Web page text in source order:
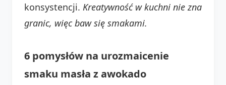
konsystencji. Kreatywność w kuchni nie zna
granic, więc baw się smakami.
6 pomysłów na urozmaicenie
smaku masła z awokado